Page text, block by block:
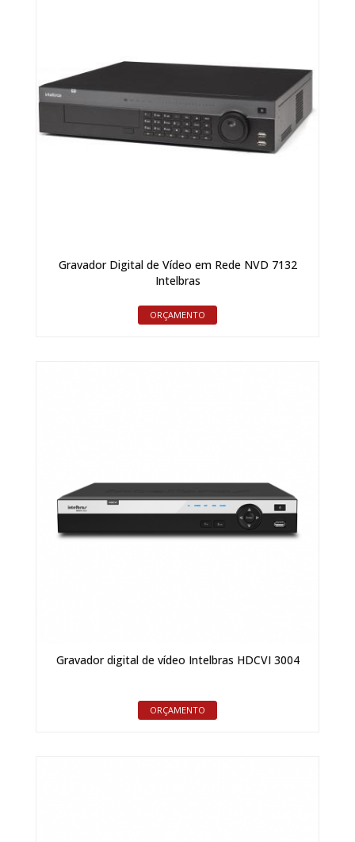
Gravador Digital de Vídeo em Rede NVD 7132
Intelbras
ORÇAMENTO
Gravador digital de vídeo Intelbras HDCVI 3004
ORÇAMENTO